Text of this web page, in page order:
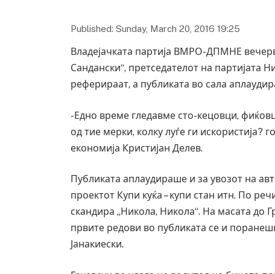
Published: Sunday, March 20, 2016 19:25
Владејачката партија ВМРО-ДПМНЕ
Сандански“, претседателот на партијата
реферираат, а публиката во сала
-Едно време гледавме сто-кецовци,
од тие мерки, колку луѓе ги искористија?
економија Кристијан Делев.
Публиката аплаудираше и за увозот на
проектот Купи куќа – купи стан итн. По
скандира „Никола, Никола“. На масата до
првите редови во публиката се и
Јанакиески.